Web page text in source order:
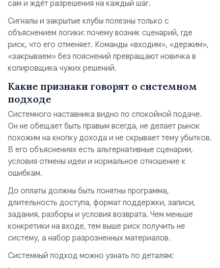
сам и ждёт разрешения на каждый шаг.
Сигналы и закрытые клубы полезны только с
объяснением логики: почему возник сценарий, где
риск, что его отменяет. Команды «входим», «держим»,
«закрываем» без пояснений превращают новичка в
копировщика чужих решений.
Какие признаки говорят о системном
подходе
Системного наставника видно по спокойной подаче.
Он не обещает быть правым всегда, не делает рынок
похожим на кнопку дохода и не скрывает тему убытков.
В его объяснениях есть альтернативные сценарии,
условия отмены идеи и нормальное отношение к
ошибкам.
До оплаты должны быть понятны программа,
длительность доступа, формат поддержки, записи,
задания, разборы и условия возврата. Чем меньше
конкретики на входе, тем выше риск получить не
систему, а набор разрозненных материалов.
Системный подход можно узнать по деталям: